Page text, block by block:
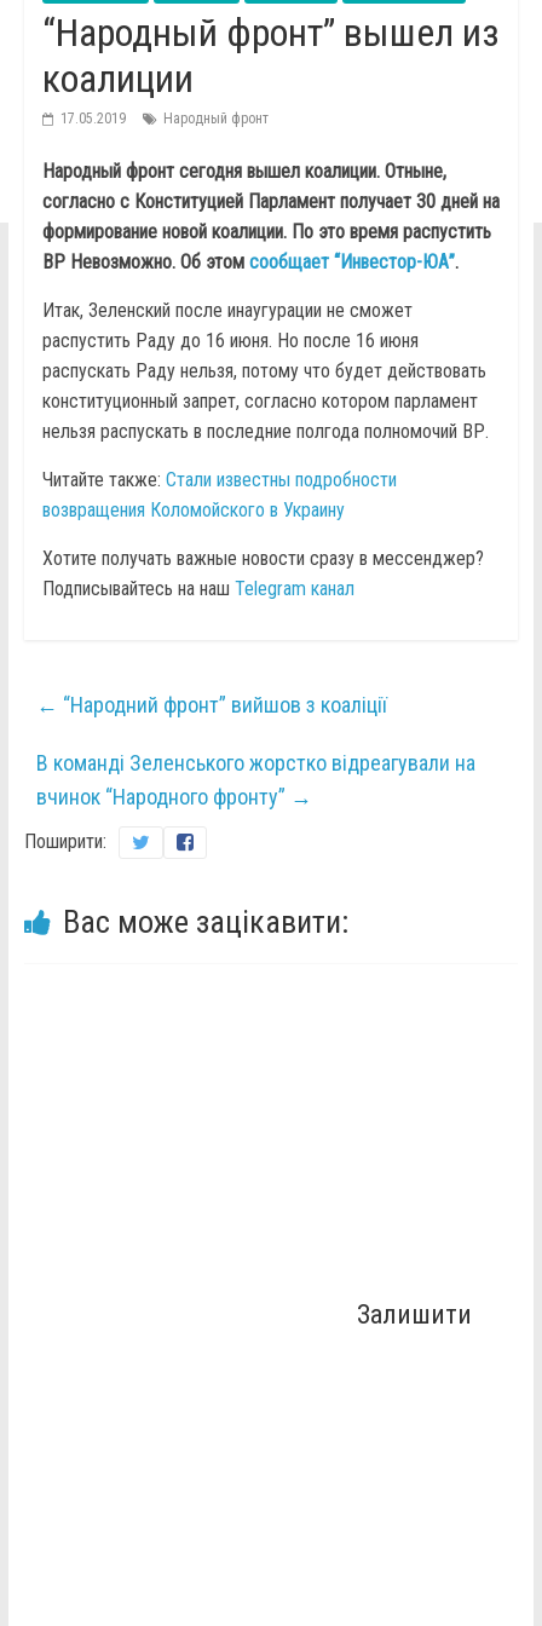
“Народный фронт” вышел из
коалиции
17.05.2019 Народный фронт
Народный фронт сегодня вышел коалиции. Отныне,
согласно с Конституцией Парламент получает 30 дней на
формирование новой коалиции. По это время распустить
ВР Невозможно. Об этом сообщает “Инвестор-ЮА”.
Итак, Зеленский после инаугурации не сможет
распустить Раду до 16 июня. Но после 16 июня
распускать Раду нельзя, потому что будет действовать
конституционный запрет, согласно котором парламент
нельзя распускать в последние полгода полномочий ВР.
Читайте также: Стали известны подробности
возвращения Коломойского в Украину
Хотите получать важные новости сразу в мессенджер?
Подписывайтесь на наш Telegram канал
← “Народний фронт” вийшов з коаліції
В команді Зеленського жорстко відреагували на
вчинок “Народного фронту” →
Поширити:
Вас може зацікавити:
Залишити